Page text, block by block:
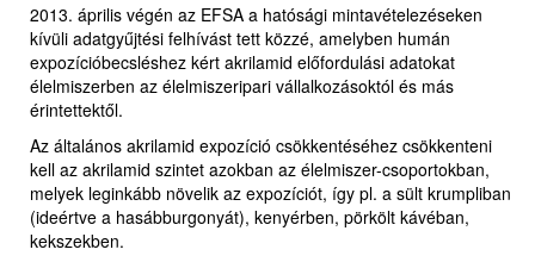
2013. április végén az EFSA a hatósági mintavételezéseken
kívüli adatgyűjtési felhívást tett közzé, amelyben humán
expozícióbecsléshez kért akrilamid előfordulási adatokat
élelmiszerben az élelmiszeripari vállalkozásoktól és más
érintettektől.
Az általános akrilamid expozíció csökkentéséhez csökkenteni
kell az akrilamid szintet azokban az élelmiszer-csoportokban,
melyek leginkább növelik az expozíciót, így pl. a sült krumpliban
(ideértve a hasábburgonyát), kenyérben, pörkölt kávéban,
kekszekben.